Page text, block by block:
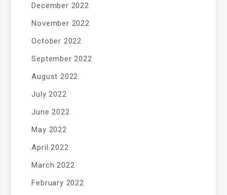
December 2022
November 2022
October 2022
September 2022
August 2022
July 2022
June 2022
May 2022
April 2022
March 2022
February 2022